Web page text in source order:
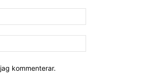
kommenterar.